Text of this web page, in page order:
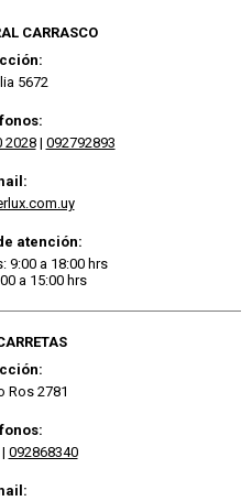
CARRASCO
5672
2028| 092792893
atención:
9:00 a 18:00 hrs
a 15:00 hrs
Ros 2781
| 092868340